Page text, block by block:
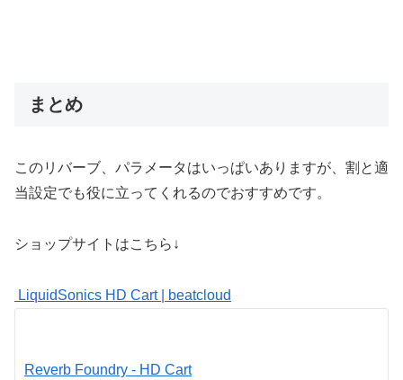
まとめ
このリバーブ、パラメータはいっぱいありますが、割と適
当設定でも役に立ってくれるのでおすすめです。
ショップサイトはこちら↓
LiquidSonics HD Cart | beatcloud
Reverb Foundry - HD Cart